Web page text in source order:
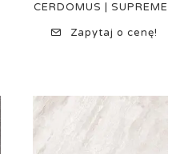
CERDOMUS | SUPREME
Zapytaj o cenę!